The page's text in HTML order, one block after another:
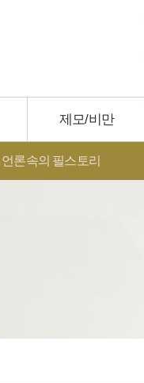
제모/비만
언론속의 필스토리